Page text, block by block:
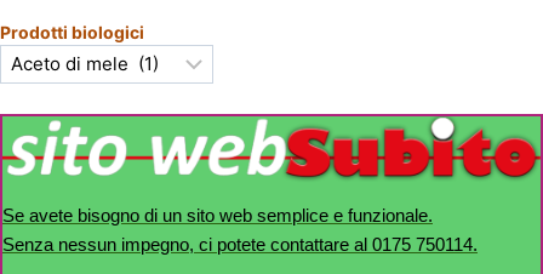
Prodotti biologici
Se avete bisogno di un sito web semplice e funzionale.
Senza nessun impegno, ci potete contattare al 0175 750114.